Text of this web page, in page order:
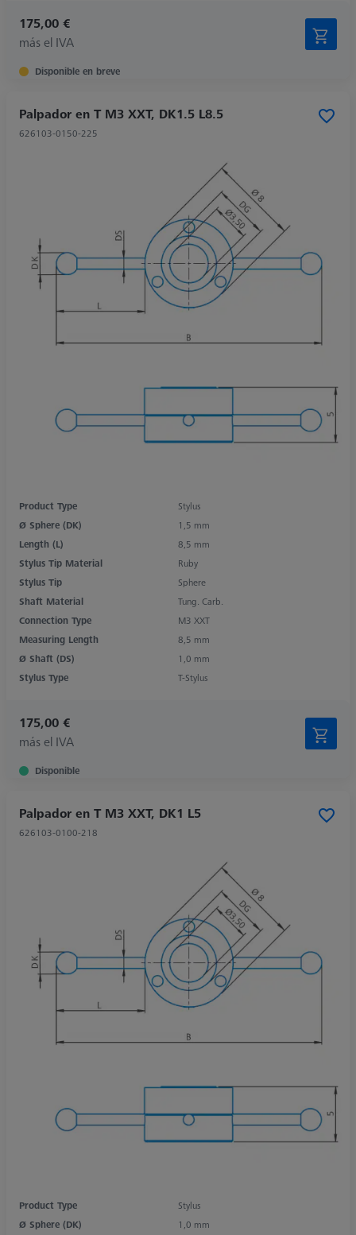
175,00 €
más el IVA
Disponible en breve
Palpador en T M3 XXT, DK1.5 L8.5
626103-0150-225
Product Type
Stylus
Ø Sphere (DK)
1,5 mm
Length (L)
8,5 mm
Stylus Tip Material
Ruby
Stylus Tip
Sphere
Shaft Material
Tung. Carb.
Connection Type
M3 XXT
Measuring Length
8,5 mm
Ø Shaft (DS)
1,0 mm
Stylus Type
T-Stylus
175,00 €
más el IVA
Disponible
Palpador en T M3 XXT, DK1 L5
626103-0100-218
Product Type
Stylus
Ø Sphere (DK)
1,0 mm